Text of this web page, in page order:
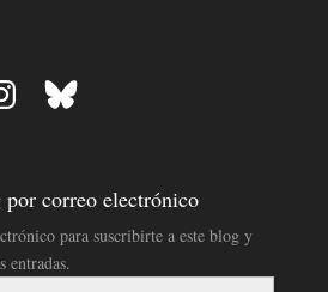
Bluesky
correo electrónico
para suscribirte a este blog y
entradas.